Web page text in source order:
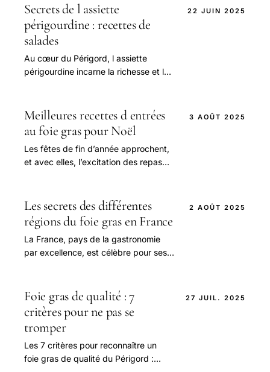
Secrets de l assiette
périgourdine : recettes de
salades
Au cœur du Périgord, l assiette
périgourdine incarne la richesse et la
22 JUIN 2025
Meilleures recettes d entrées
au foie gras pour Noël
Les fêtes de fin d’année approchent,
et avec elles, l’excitation des repas
3 AOÛT 2025
Les secrets des différentes
régions du foie gras en France
La France, pays de la gastronomie
par excellence, est célèbre pour ses
2 AOÛT 2025
Foie gras de qualité : 7
critères pour ne pas se
tromper
Les 7 critères pour reconnaître un
foie gras de qualité du Périgord :
27 JUIL. 2025